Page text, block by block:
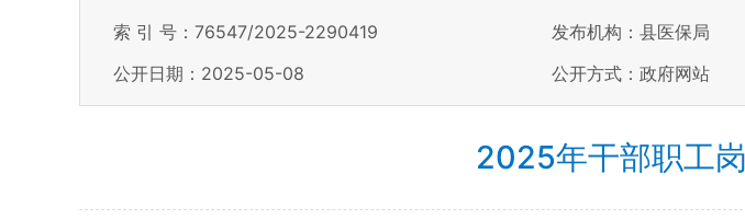
索 引 号：76547/2025-2290419 发布机构：县医保局
公开日期：2025-05-08
公开方式：政府网站
2025年干部职工